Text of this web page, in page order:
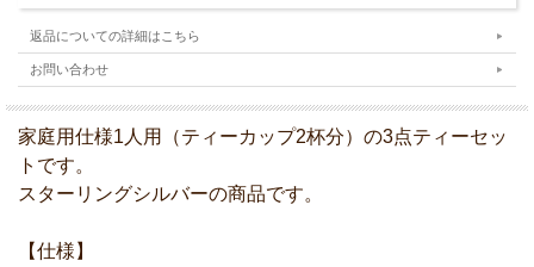
返品についての詳細はこちら
お問い合わせ
家庭用仕様1人用（ティーカップ2杯分）の3点ティーセッ
トです。
スターリングシルバーの商品です。
【仕様】